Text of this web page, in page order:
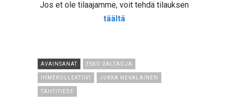
Jos et ole tilaajamme, voit tehdä tilauksen
täältä
AVAINSANAT ESKO VALTAOJA
IHMEKOLLEKTIIVI JUKKA NEVALAINEN
TÄHTITIEDE